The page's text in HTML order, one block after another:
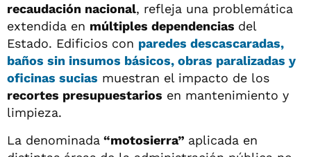
recaudación nacional, refleja una problemática
extendida en múltiples dependencias del
Estado. Edificios con paredes descascaradas,
baños sin insumos básicos, obras paralizadas y
oficinas sucias muestran el impacto de los
recortes presupuestarios en mantenimiento y
limpieza.
La denominada “motosierra” aplicada en